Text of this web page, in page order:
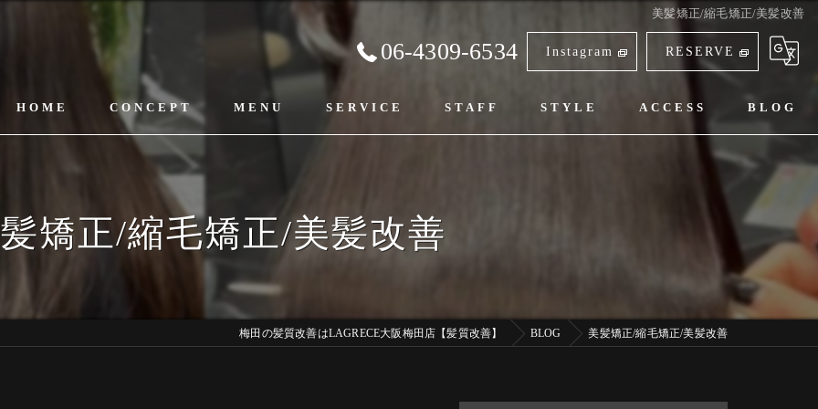
美髪矯正/縮毛矯正/美髪改善
06-4309-6534 Instagram RESERVE
HOME CONCEPT MENU SERVICE STAFF STYLE ACCESS BLOG
矯正/縮毛矯正/美髪改善
梅田の髪質改善はLAGRECE大阪梅田店【髪質改善】 BLOG 美髪矯正/縮毛矯正/美髪改善